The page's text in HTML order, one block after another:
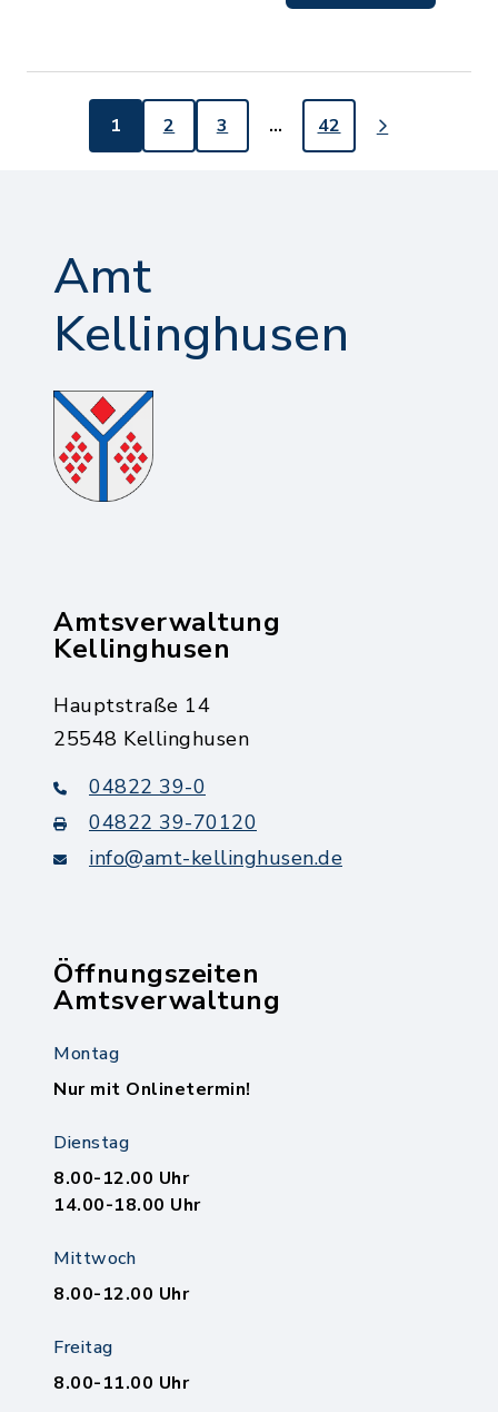
1 2 3 … 42
Amt
Kellinghusen
Amtsverwaltung
Kellinghusen
Hauptstraße 14
25548 Kellinghusen
04822 39-0
04822 39-70120
info@amt-kellinghusen.de
Öffnungszeiten
Amtsverwaltung
Montag
Nur mit Onlinetermin!
Dienstag
8.00-12.00 Uhr
14.00-18.00 Uhr
Mittwoch
8.00-12.00 Uhr
Freitag
8.00-11.00 Uhr